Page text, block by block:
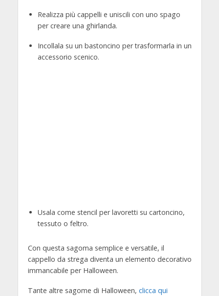
Realizza più cappelli e uniscili con uno spago
per creare una ghirlanda.
Incollala su un bastoncino per trasformarla in un
accessorio scenico.
Usala come stencil per lavoretti su cartoncino,
tessuto o feltro.
Con questa sagoma semplice e versatile, il
cappello da strega diventa un elemento decorativo
immancabile per Halloween.
Tante altre sagome di Halloween, clicca qui